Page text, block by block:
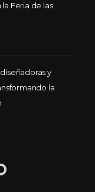
Feria de las
y
la